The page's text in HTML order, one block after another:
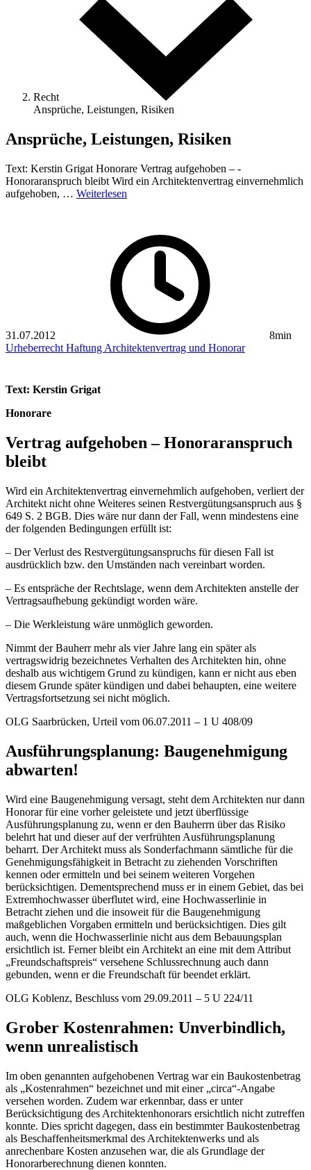
Recht
Ansprüche, Leistungen, Risiken
Ansprüche, Leistungen, Risiken
Text: Kerstin Grigat Honorare Vertrag aufgehoben – ­
Honoraranspruch bleibt Wird ein Architektenvertrag einvernehmlich
aufgehoben, … Weiterlesen
31.07.2012
8min
Urheberrecht Haftung Architektenvertrag und Honorar
Text: Kerstin Grigat
Honorare
Vertrag aufgehoben – ­Honoraranspruch
bleibt
Wird ein Architektenvertrag einvernehmlich aufgehoben, verliert der
Architekt nicht ohne Weiteres seinen Restvergütungsanspruch aus §
649 S. 2 BGB. Dies wäre nur dann der Fall, wenn mindestens eine
der folgenden Bedingungen erfüllt ist:
– Der Verlust des Restvergütungsanspruchs für diesen Fall ist
ausdrücklich bzw. den Umständen nach vereinbart worden.
– Es entspräche der Rechtslage, wenn dem Architekten anstelle der
Vertragsaufhebung gekündigt worden wäre.
– Die Werkleistung wäre unmöglich geworden.
Nimmt der Bauherr mehr als vier Jahre lang ein später als
vertragswidrig bezeichnetes Verhalten des Architekten hin, ohne
deshalb aus wichtigem Grund zu kündigen, kann er nicht aus eben
diesem Grunde später kündigen und dabei behaupten, eine weitere
Vertragsfortsetzung sei nicht möglich.
OLG Saarbrücken, Urteil vom 06.07.2011 – 1 U 408/09
Ausführungsplanung: ­Baugenehmigung
abwarten!
Wird eine Baugenehmigung versagt, steht dem Architekten nur dann
Honorar für eine vorher geleistete und jetzt überflüssige
Ausführungsplanung zu, wenn er den Bauherrn über das Risiko
belehrt hat und dieser auf der verfrühten Ausführungsplanung
beharrt. Der Architekt muss als Sonderfachmann sämtliche für die
Genehmigungsfähigkeit in Betracht zu ziehenden Vorschriften
kennen oder ermitteln und bei seinem weiteren Vorgehen
berücksichtigen. Dementsprechend muss er in einem Gebiet, das bei
Extremhochwasser überflutet wird, eine Hochwasserlinie in
Betracht ziehen und die insoweit für die Baugenehmigung
maßgeblichen Vorgaben ermitteln und berücksichtigen. Dies gilt
auch, wenn die Hochwasserlinie nicht aus dem Bebauungsplan
ersichtlich ist. Ferner bleibt ein Architekt an eine mit dem Attribut
„Freundschaftspreis“ versehene Schlussrechnung auch dann
gebunden, wenn er die Freundschaft für beendet erklärt.
OLG Koblenz, Beschluss vom 29.09.2011 – 5 U 224/11
Grober Kostenrahmen: Unverbindlich,
wenn unrealistisch
Im oben genannten aufgehobenen Vertrag war ein Baukostenbetrag
als „Kostenrahmen“ bezeichnet und mit einer „circa“-Angabe
versehen worden. Zudem war erkennbar, dass er unter
Berücksichtigung des Architektenhonorars ersichtlich nicht zutreffen
konnte. Dies spricht dagegen, dass ein bestimmter Baukostenbetrag
als Beschaffenheitsmerkmal des Architektenwerks und als
anrechenbare Kosten anzusehen war, die als Grundlage der
Honorarberechnung dienen konnten.